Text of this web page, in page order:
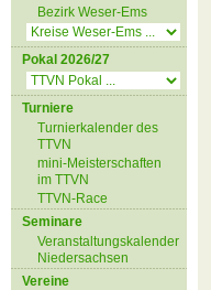
Bezirk Weser-Ems
Pokal 2026/27
Turniere
Turnierkalender des
TTVN
mini-Meisterschaften
im TTVN
TTVN-Race
Seminare
Veranstaltungskalender
Niedersachsen
Vereine